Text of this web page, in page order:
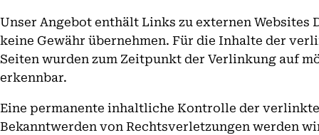
Unser Angebot enthält Links zu externen
keine Gewähr übernehmen. Für die Inhalte der
Seiten wurden zum Zeitpunkt der Verlinkung auf
erkennbar.
Eine permanente inhaltliche Kontrolle der
Bekanntwerden von Rechtsverletzungen werden